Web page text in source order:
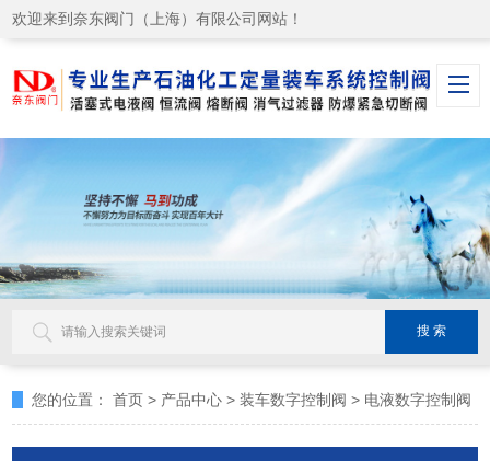
欢迎来到奈东阀门（上海）有限公司网站！
您的位置： 首页 > 产品中心 >装车数字控制阀 > 电液数字控制阀